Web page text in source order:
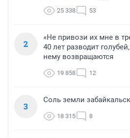
25 338 53
2
«Не привози их мне в
40 лет разводит
нему возвращаются
19 858 12
3
Соль земли
18 315 8